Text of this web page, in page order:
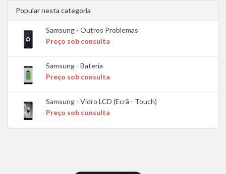
Popular nesta categoria
Samsung - Outros Problemas
Preço sob consulta
Samsung - Bateria
Preço sob consulta
Samsung - Vidro LCD (Ecrã - Touch)
Preço sob consulta